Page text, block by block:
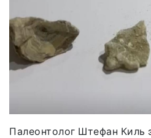
Палеонтолог Штефан Киль